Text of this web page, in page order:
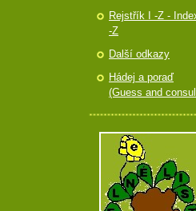
Rejstřík I -Z - Index
-Z
Další odkazy
Hádej a poraď
(Guess and